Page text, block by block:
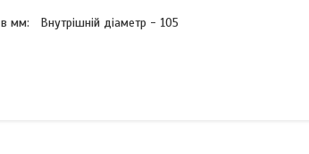
мм: Внутрішній діаметр - 105